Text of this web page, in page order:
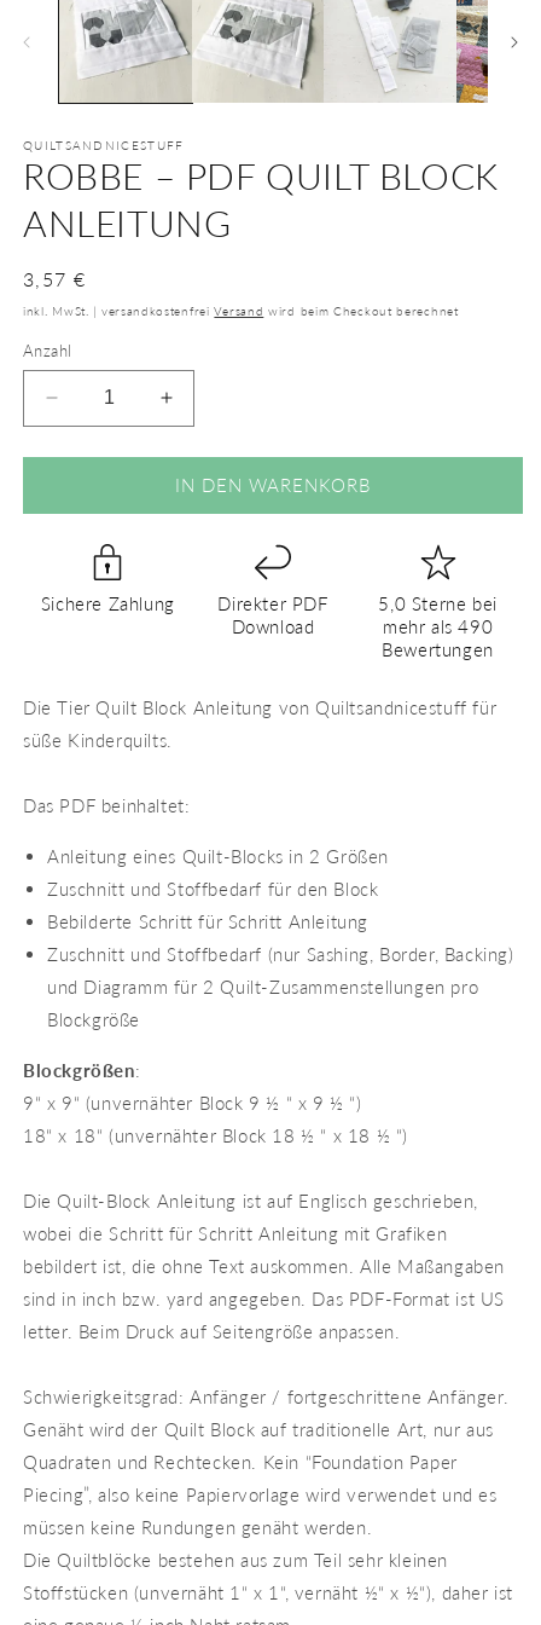
QUILTSANDNICESTUFF
ROBBE – PDF QUILT BLOCK
ANLEITUNG
Normaler
Preis
3,57 €
inkl. MwSt. | versandkostenfreiVersand wird beim Checkout berechnet
Anzahl
Verringere
die
Menge
Robbe
Quilt
Block
Erhöhe
die
Menge
für
Robbe
Block
Anleitung
IN DEN WARENKORB
Sichere Zahlung
Direkter PDF
Download
5,0 Sterne bei
mehr als 490
Bewertungen
Die Tier Quilt Block Anleitung von Quiltsandnicestuff für
süße Kinderquilts.
Das PDF beinhaltet:
Anleitung eines Quilt-Blocks in 2 Größen
Zuschnitt und Stoffbedarf für den Block
Bebilderte Schritt für Schritt Anleitung
Zuschnitt und Stoffbedarf (nur Sashing, Border, Backing)
und Diagramm für 2 Quilt-Zusammenstellungen pro
Blockgröße
Blockgrößen:
9“ x 9“ (unvernähter Block 9 ½ “ x 9 ½ “)
18“ x 18“ (unvernähter Block 18 ½ “ x 18 ½ “)
Die Quilt-Block Anleitung ist auf Englisch geschrieben,
wobei die Schritt für Schritt Anleitung mit Grafiken
bebildert ist, die ohne Text auskommen. Alle Maßangaben
sind in inch bzw. yard angegeben. Das PDF-Format ist US
letter. Beim Druck auf Seitengröße anpassen.
Schwierigkeitsgrad: Anfänger / fortgeschrittene Anfänger.
Genäht wird der Quilt Block auf traditionelle Art, nur aus
Quadraten und Rechtecken. Kein “Foundation Paper
Piecing”, also keine Papiervorlage wird verwendet und es
müssen keine Rundungen genäht werden.
Die Quiltblöcke bestehen aus zum Teil sehr kleinen
Stoffstücken (unvernäht 1“ x 1“, vernäht ½“ x ½“), daher ist